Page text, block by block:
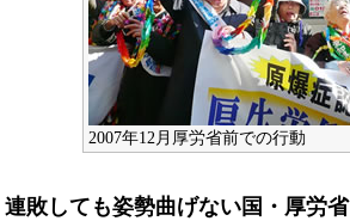
2007年12月厚労省前での行動
連敗しても姿勢曲げない国・厚労省